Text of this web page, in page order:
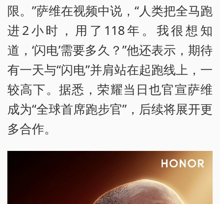
限。”萨维在视频中说，“人类把全马跑
进2小时，用了118年。我很想知
道，‘闪电’需要多久？”他还表示，期待
有一天与“闪电”并肩站在起跑线上，一
较高下。据悉，荣耀当日也官宣萨维
成为“全球首席跑步官”，后续将展开更
多合作。